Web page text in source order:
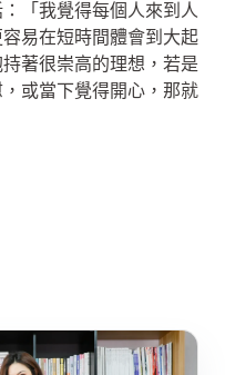
「我覺得每個人來到人
易在短時間體會到大起
著很崇高的理想，若是
或當下覺得開心，那就